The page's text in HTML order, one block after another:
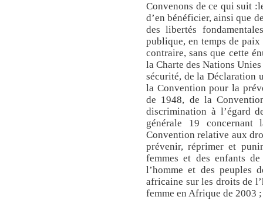
Convenons de ce qui suit
d’en bénéficier, ainsi que
des libertés
publique, en temps de
contraire, sans que cette
la Charte des Nations
sécurité, de la Déclaration
la Convention pour la
de 1948, de la
discrimination à l’égard
générale 19
Convention relative aux
prévenir, réprimer et
femmes et des enfants
l’homme et des peuples
africaine sur les droits de
femme en Afrique de 2003 ;